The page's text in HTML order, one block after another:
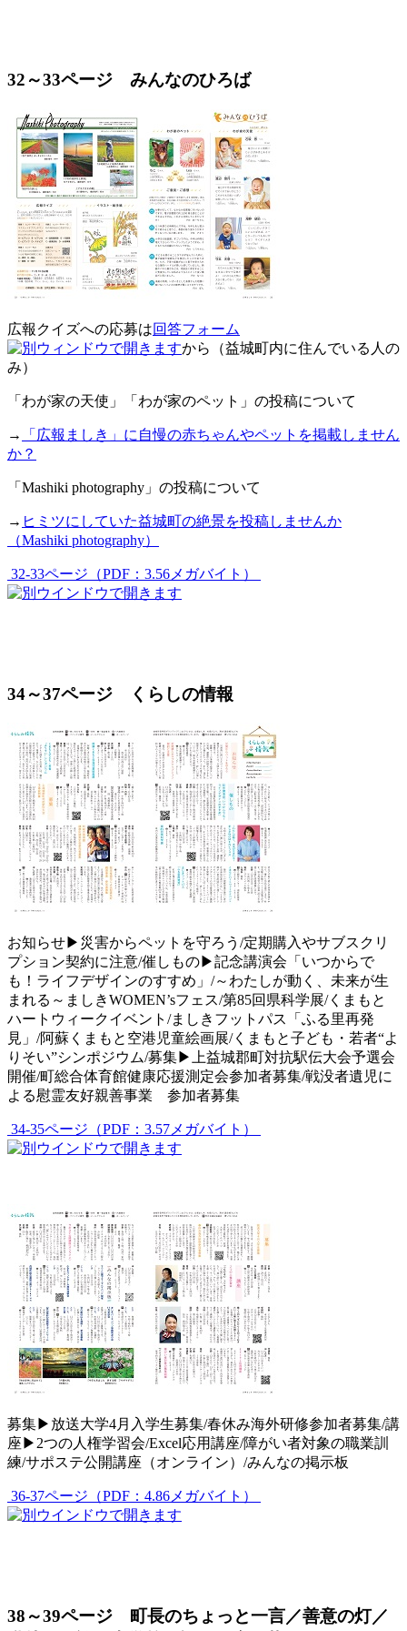
32～33ページ みんなのひろば
広報クイズへの応募は回答フォーム
から（益城町内に住んでいる人の
み）
「わが家の天使」「わが家のペット」の投稿について
→
「広報ましき」に自慢の赤ちゃんやペットを掲載しません
か？
「Mashiki photography」の投稿について
→ ヒミツにしていた益城町の絶景を投稿しませんか
（Mashiki photography）
32-33ページ（PDF：3.56メガバイト）
34～37ページ くらしの情報
お知らせ▶災害からペットを守ろう/定期購入やサブスクリ
プション契約に注意/催しもの▶記念講演会「いつからで
も！ライフデザインのすすめ」/～わたしが動く、未来が生
まれる～ましきWOMEN’sフェス/第85回県科学展/くまもと
ハートウィークイベント/ましきフットパス「ふる里再発
見」/阿蘇くまもと空港児童絵画展/くまもと子ども・若者“よ
りそい”シンポジウム/募集▶上益城郡町対抗駅伝大会予選会
開催/町総合体育館健康応援測定会参加者募集/戦没者遺児に
よる慰霊友好親善事業 参加者募集
34-35ページ（PDF：3.57メガバイト）
募集▶放送大学4月入学生募集/春休み海外研修参加者募集/講
座▶2つの人権学習会/Excel応用講座/障がい者対象の職業訓
練/サポステ公開講座（オンライン）/みんなの掲示板
36-37ページ（PDF：4.86メガバイト）
38～39ページ 町長のちょっと一言／善意の灯／